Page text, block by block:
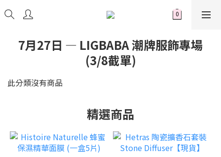
7月27日 — LIGBABA 潮牌服飾專場
(3/8截單)
此分類沒有商品
精選商品